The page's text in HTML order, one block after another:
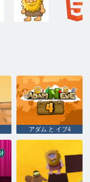
アダム と イブ4